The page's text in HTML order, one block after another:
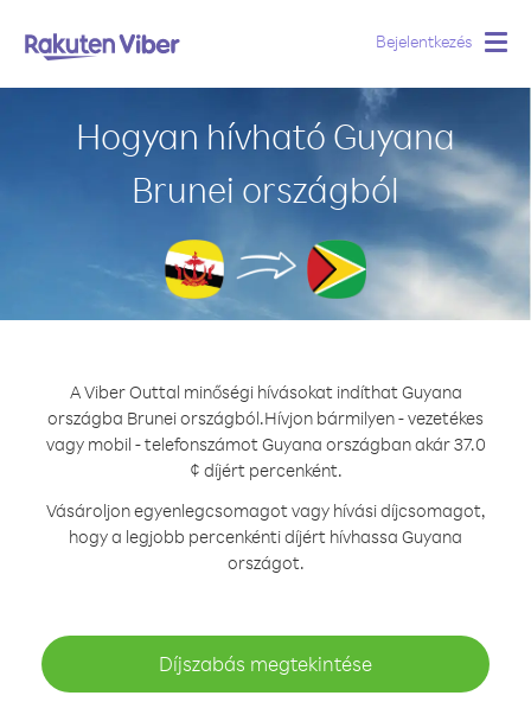
Bejelentkezés
Hogyan hívható Guyana
Brunei országból
A Viber Outtal minőségi hívásokat indíthat Guyana
országba Brunei országból.Hívjon bármilyen - vezetékes
vagy mobil - telefonszámot Guyana országban akár 37.0
¢ díjért percenként.
Vásároljon egyenlegcsomagot vagy hívási díjcsomagot,
hogy a legjobb percenkénti díjért hívhassa Guyana
országot.
Díjszabás megtekintése